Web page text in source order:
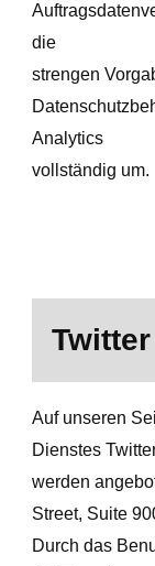
die
strengen
Analytics
vollständig um.
Twitter
Auf unseren
Dienstes
werden
Street, Suite
Durch das